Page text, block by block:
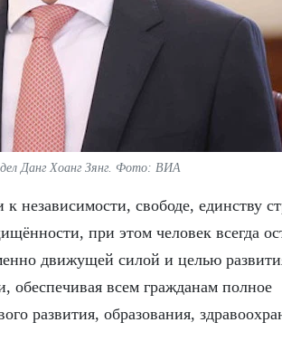
Данг Хоанг Зянг. Фото: ВИА
независимости, свободе, единству
при этом человек всегда
движущей силой и целью
обеспечивая всем гражданам полное
развития, образования,